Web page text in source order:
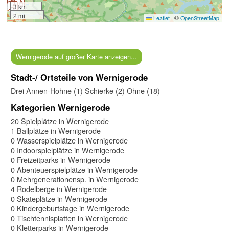
3 km
2 mi
Leaflet | © OpenStreetMap
Wernigerode auf großer Karte anzeigen...
Stadt-/ Ortsteile von Wernigerode
Drei Annen-Hohne (1) Schierke (2) Ohne (18)
Kategorien Wernigerode
20 Spielplätze in Wernigerode
1 Ballplätze in Wernigerode
0 Wasserspielplätze in Wernigerode
0 Indoorspielplätze in Wernigerode
0 Freizeitparks in Wernigerode
0 Abenteuerspielplätze in Wernigerode
0 Mehrgenerationensp. in Wernigerode
4 Rodelberge in Wernigerode
0 Skateplätze in Wernigerode
0 Kindergeburtstage in Wernigerode
0 Tischtennisplatten in Wernigerode
0 Kletterparks in Wernigerode